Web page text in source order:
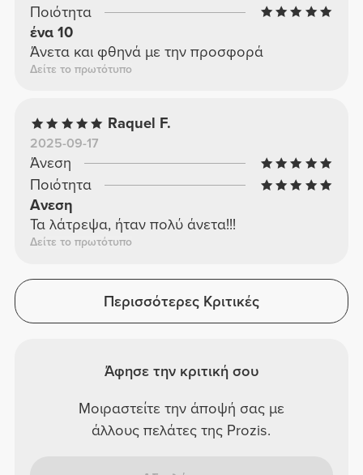
Ποιότητα
ένα 10
Άνετα και φθηνά με την προσφορά
Δείτε το πρωτότυπο
Raquel F.
2025-09-17
Άνεση
Ποιότητα
Ανεση
Τα λάτρεψα, ήταν πολύ άνετα!!!
Δείτε το πρωτότυπο
Περισσότερες Κριτικές
Άφησε την κριτική σου
Μοιραστείτε την άποψή σας με
άλλους πελάτες της Prozis.